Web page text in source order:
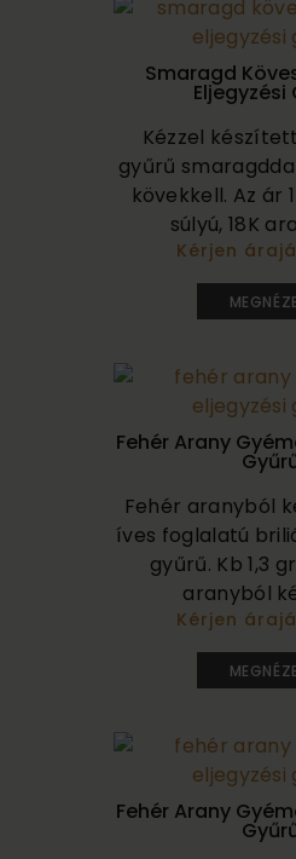
Smaragd
Eljegyzési
Kézzel
gyűrű
kövekkell. Az ár
súlyú, 18K
Kérjen
Fehér Arany
Fehér aranyból
íves foglalatú
gyűrű. Kb 1,3
aranyból
Kérjen
Fehér Arany